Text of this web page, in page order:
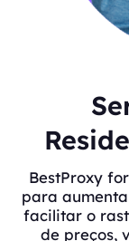
BestProxy
para
facilitar o
de preços,